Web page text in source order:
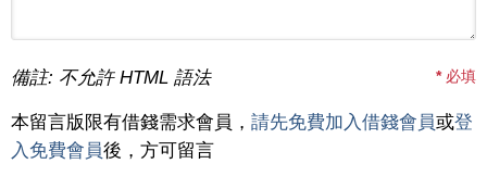
備註: 不允許 HTML 語法 *必填
本留言版限有借錢需求會員， 請先免費加入借錢會員或登
入免費會員後，方可留言